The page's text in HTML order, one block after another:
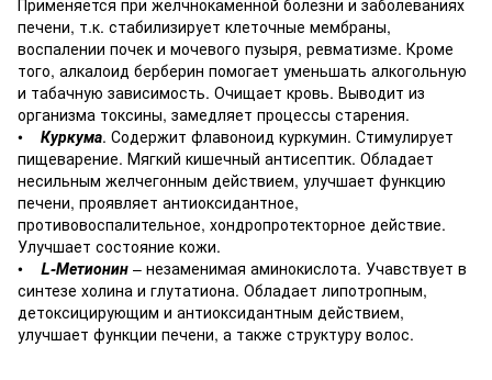
печени, т.к. стабилизирует клеточные мембраны,
воспалении почек и мочевого пузыря, ревматизме. Кроме
того, алкалоид берберин помогает уменьшать алкогольную
и табачную зависимость. Очищает кровь. Выводит из
организма токсины, замедляет процессы старения.
• Куркума. Содержит флавоноид куркумин. Стимулирует
пищеварение. Мягкий кишечный антисептик. Обладает
несильным желчегонным действием, улучшает функцию
печени, проявляет антиоксидантное,
противовоспалительное, хондропротекторное действие.
Улучшает состояние кожи.
• L-Метионин – незаменимая аминокислота. Учавствует в
синтезе холина и глутатиона. Обладает липотропным,
детоксицирующим и антиоксидантным действием,
улучшает функции печени, а также структуру волос.